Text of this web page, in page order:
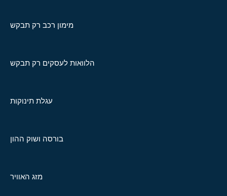
מימון רכב רק תבקש
הלוואות לעסקים רק תבקש
עגלת תינוקות
בורסה ושוק ההון
מזג האוויר